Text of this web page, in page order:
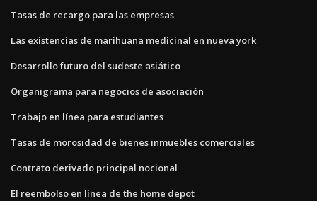
Tasas de recargo para las empresas
Las existencias de marihuana medicinal en nueva york
Desarrollo futuro del sudeste asiático
Organigrama para negocios de asociación
Trabajo en línea para estudiantes
Tasas de morosidad de bienes inmuebles comerciales
Contrato derivado principal nocional
El reembolso en línea de the home depot